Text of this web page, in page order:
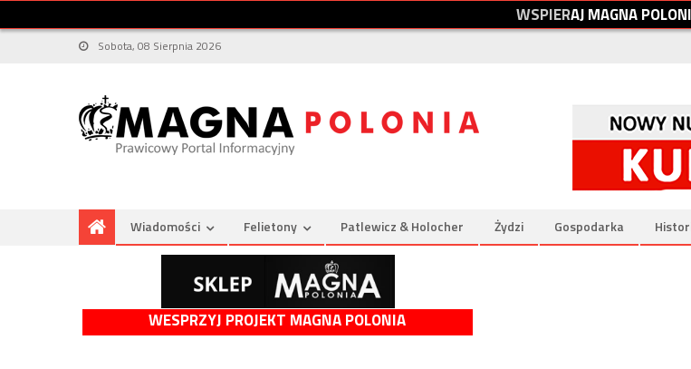
WSPIERAJMAGNAPOLONI
Sobota, 08 Sierpnia 2026
Wiadomości Felietony Patlewicz & Holocher Żydzi Gospodarka
WESPRZYJ PROJEKT MAGNA POLONIA